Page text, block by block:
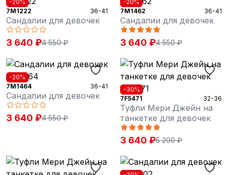
-20%
7M1222
36-41
Сандалии для девочек
3 640 ₽4 550 ₽
-20%
7M1462
36-41
Сандалии для девочек
3 640 ₽4 550 ₽
-20%
7M1464
36-41
Сандалии для девочек
3 640 ₽4 550 ₽
-30%
7F5471
32-36
Туфли Мери Джейн на
танкетке для девочек
3 640 ₽5 200 ₽